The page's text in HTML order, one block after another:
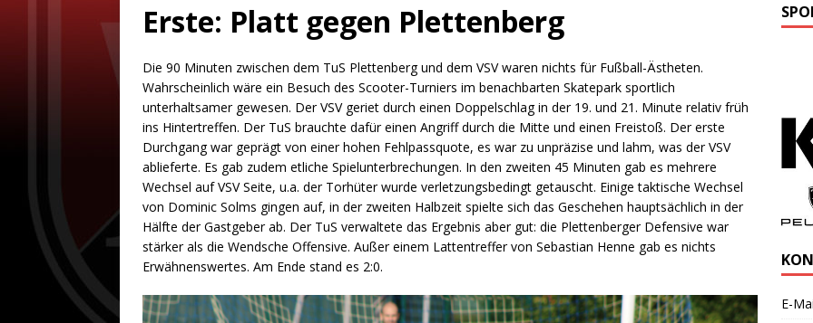
Erste: Platt gegen Plettenberg
Die 90 Minuten zwischen dem TuS Plettenberg und dem VSV waren nichts für Fußball-Ästheten.
Wahrscheinlich wäre ein Besuch des Scooter-Turniers im benachbarten Skatepark sportlich
unterhaltsamer gewesen. Der VSV geriet durch einen Doppelschlag in der 19. und 21. Minute relativ früh
ins Hintertreffen. Der TuS brauchte dafür einen Angriff durch die Mitte und einen Freistoß. Der erste
Durchgang war geprägt von einer hohen Fehlpassquote, es war zu unpräzise und lahm, was der VSV
ablieferte. Es gab zudem etliche Spielunterbrechungen. In den zweiten 45 Minuten gab es mehrere
Wechsel auf VSV Seite, u.a. der Torhüter wurde verletzungsbedingt getauscht. Einige taktische Wechsel
von Dominic Solms gingen auf, in der zweiten Halbzeit spielte sich das Geschehen hauptsächlich in der
Hälfte der Gastgeber ab. Der TuS verwaltete das Ergebnis aber gut: die Plettenberger Defensive war
stärker als die Wendsche Offensive. Außer einem Lattentreffer von Sebastian Henne gab es nichts
Erwähnenswertes. Am Ende stand es 2:0.
E-